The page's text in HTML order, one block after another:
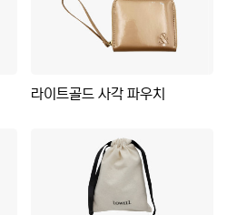
라이트골드 사각 파우치